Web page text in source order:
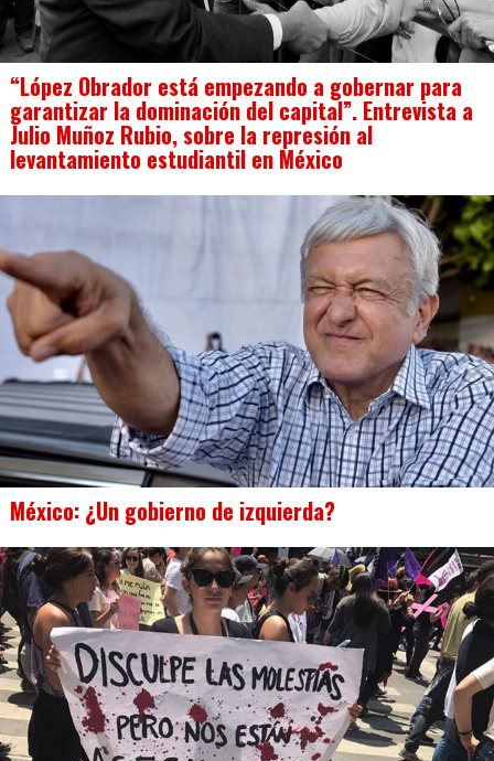
“López Obrador está empezando a gobernar para
garantizar la dominación del capital”. Entrevista a
Julio Muñoz Rubio, sobre la represión al
levantamiento estudiantil en México
México: ¿Un gobierno de izquierda?